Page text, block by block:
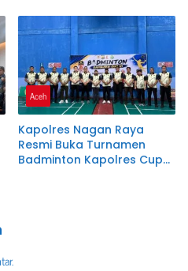
Aceh
Kapolres Nagan Raya
Resmi Buka Turnamen
Badminton Kapolres Cup